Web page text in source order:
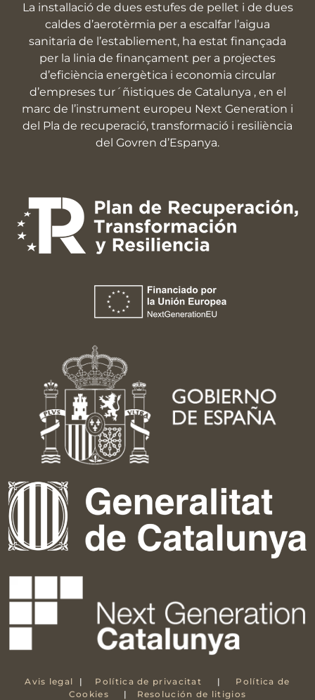
La installació de dues estufes de pellet i de dues
caldes d’aerotèrmia per a escalfar l’aigua
sanitaria de l’establiement, ha estat finançada
per la linia de finançament per a projectes
d’eficiència energètica i economia circular
d’empreses tur´ñistiques de Catalunya , en el
marc de l’instrument europeu Next Generation i
del Pla de recuperació, transformació i resiliència
del Govren d’Espanya.
Avis legal | Política de privacitat |
Política de
Cookies
| Resolución de litigios